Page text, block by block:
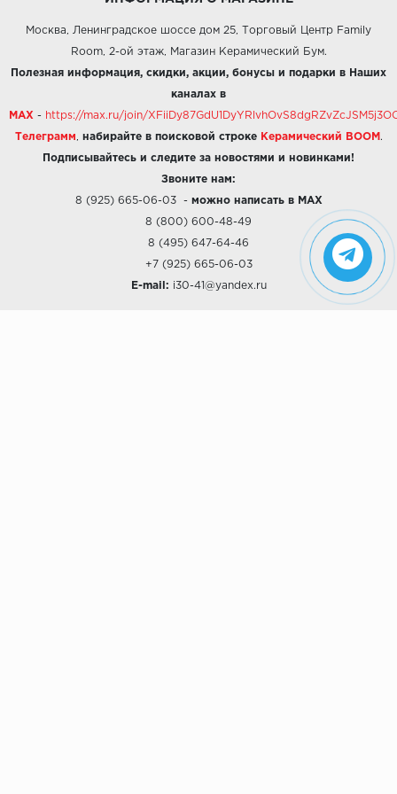
Москва, Ленинградское шоссе дом 25, Торговый Центр Family
Room, 2-ой этаж, Магазин Керамический Бум.
Полезная информация, скидки, акции, бонусы и подарки в Наших
каналах в
MAX - https://max.ru/join/
Телеграмм набирайте в поисковой строке Керамический BOOM .
Подписывайтесь и следите за новостями и новинками!
Звоните нам:
8 (925) 665-06-03- можно написать в MAX
8 (800) 600-48-49
8 (495) 647-64-46
+7 (925) 665-06-03
E-mail: i30-41@yandex.ru